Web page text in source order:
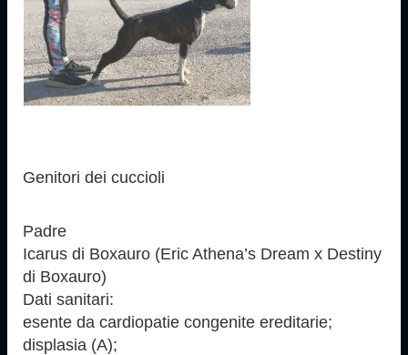
Genitori dei cuccioli
Padre
Icarus di Boxauro (Eric Athena’s Dream x Destiny
di Boxauro)
Dati sanitari:
esente da cardiopatie congenite ereditarie;
displasia (A);